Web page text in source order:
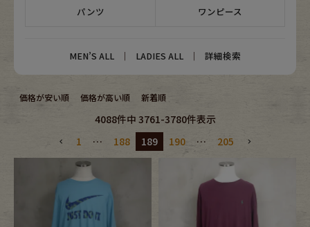
Outer
Fafatt
レディース商品カテゴリーから探す
Bottoms
パンツ ワンピース
MEN’S ALL ｜ LADIES ALL ｜ 詳細検索
価格が安い順 価格が高い順 新着順
4088件中 3761-3780件表示
1
… 188 189 190 … 205